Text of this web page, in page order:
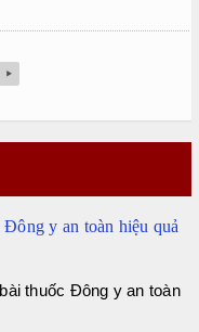
▸
thuốc Đông y an toàn